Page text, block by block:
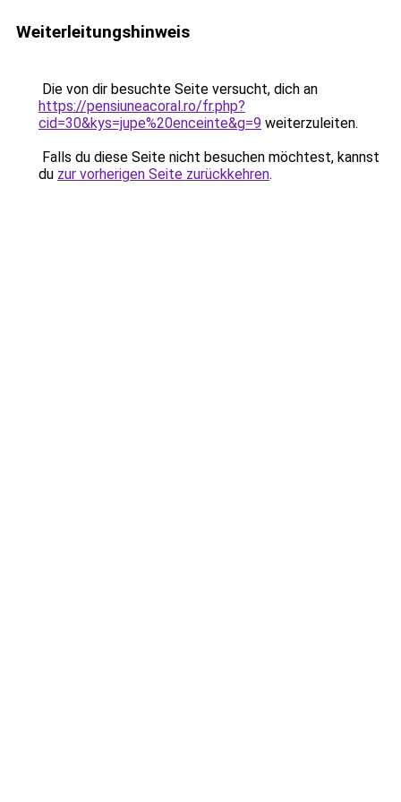
Weiterleitungshinweis
Die von dir besuchte Seite versucht, dich an
https://pensiuneacoral.ro/fr.php?
cid=30&kys=jupe%20enceinte&g=9 weiterzuleiten.
Falls du diese Seite nicht besuchen möchtest, kannst
du zur vorherigen Seite zurückkehren.